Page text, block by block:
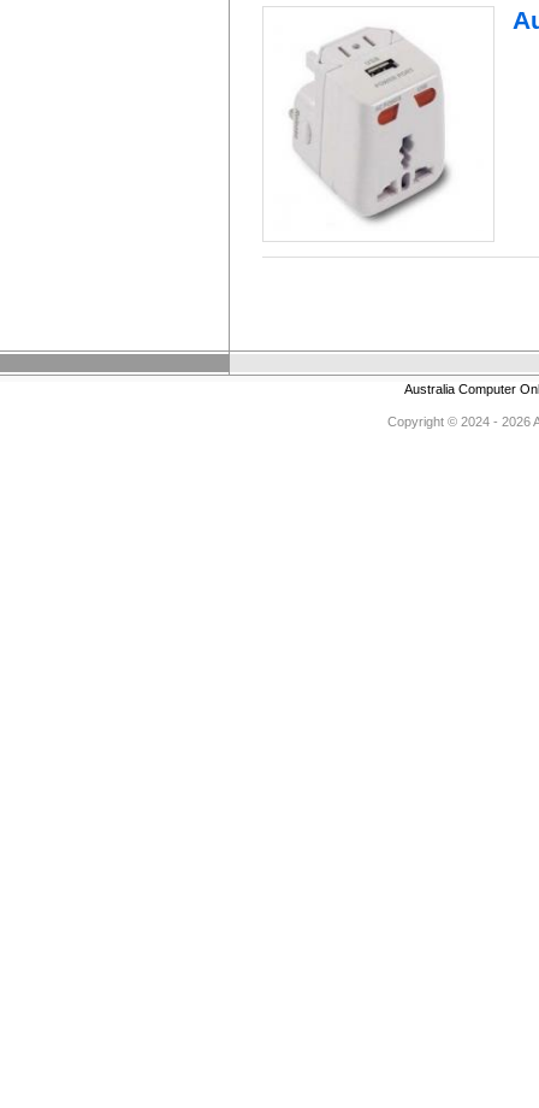
Australia Computer
Copyright © 2024 - 2026